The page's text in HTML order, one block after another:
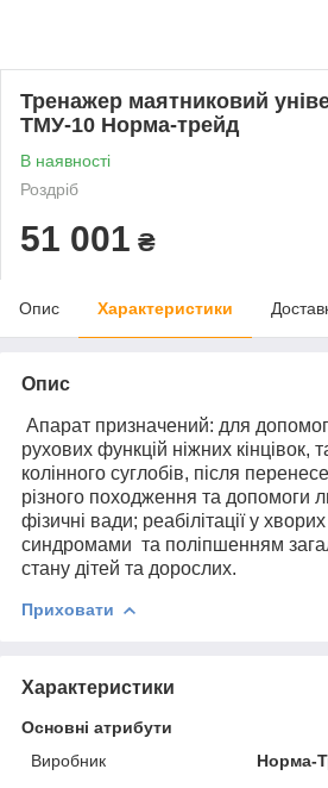
Тренажер маятниковий
ТМУ-10 Норма-трейд
В наявності
Роздріб
51 001 ₴
Опис Характеристики
Опис
Апарат призначений: для
рухових функцій ніжних кінцівок,
колінного суглобів, після
різного походження та
фізичні вади; реабілітації у
синдромами та поліпшенням
стану дітей та дорослих.
Приховати
Характеристики
Основні атрибути
Виробник
Норма-